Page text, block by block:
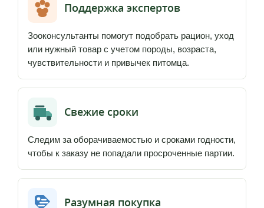
Поддержка экспертов
Зооконсультанты помогут подобрать рацион, уход
или нужный товар с учетом породы, возраста,
чувствительности и привычек питомца.
Свежие сроки
Следим за оборачиваемостью и сроками годности,
чтобы к заказу не попадали просроченные партии.
Разумная покупка